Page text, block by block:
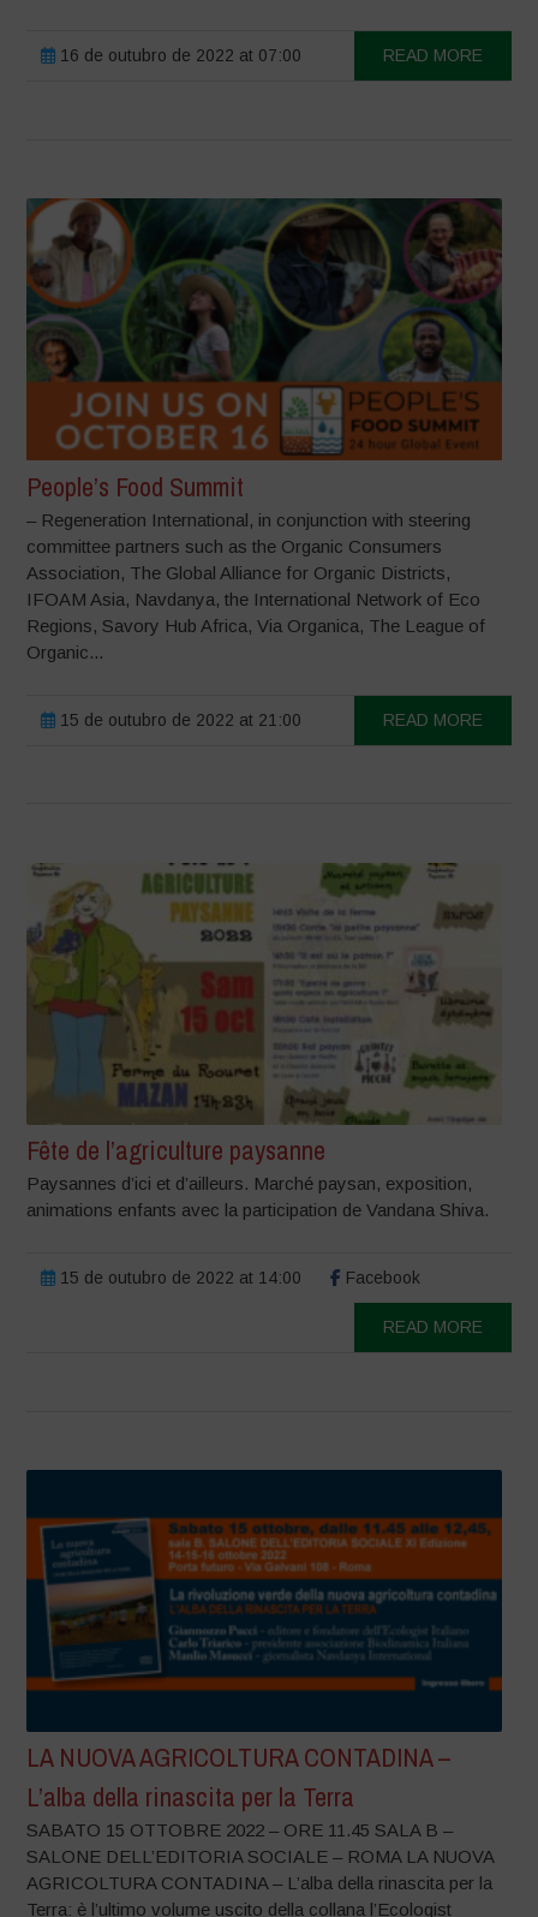
16 de outubro de 2022 at 07:00 READ MORE
People’s Food Summit
– Regeneration International, in conjunction with steering
committee partners such as the Organic Consumers
Association, The Global Alliance for Organic Districts,
IFOAM Asia, Navdanya, the International Network of Eco
Regions, Savory Hub Africa, Via Organica, The League of
Organic...
15 de outubro de 2022 at 21:00 READ MORE
Fête de l’agriculture paysanne
Paysannes d’ici et d’ailleurs. Marché paysan, exposition,
animations enfants avec la participation de Vandana Shiva.
15 de outubro de 2022 at 14:00 Facebook
READ MORE
LA NUOVA AGRICOLTURA CONTADINA –
L’alba della rinascita per la Terra
SABATO 15 OTTOBRE 2022 – ORE 11.45 SALA B –
SALONE DELL’EDITORIA SOCIALE – ROMA LA NUOVA
AGRICOLTURA CONTADINA – L’alba della rinascita per la
Terra: è l’ultimo volume uscito della collana l’Ecologist